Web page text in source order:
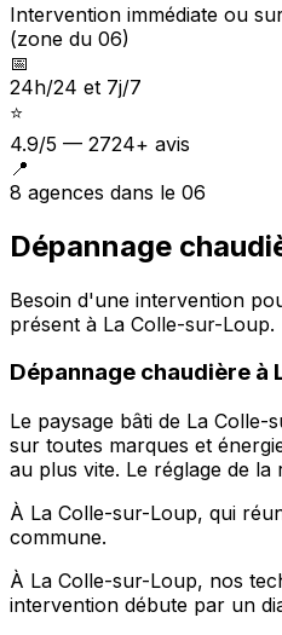
Intervention immédiate ou
(zone du 06)
📅
24h/24 et 7j/7
⭐
4.9/5 — 2724+ avis
📍
8 agences dans le 06
Dépannage
Besoin d'une intervention
présent à La Colle-sur-Loup.
Dépannage chaudière
Le paysage bâti de La
sur toutes marques et
au plus vite. Le réglage de
À La Colle-sur-Loup, qui
commune.
À La Colle-sur-Loup, nos
intervention débute par un